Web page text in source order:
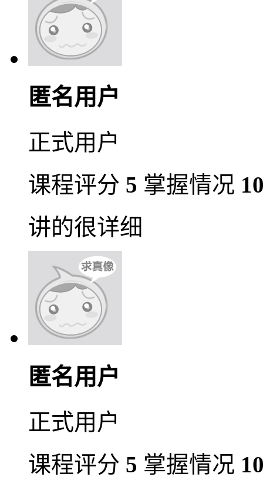
匿名用户
正式用户
课程评分 5 掌握情况
讲的很详细
匿名用户
正式用户
课程评分 5 掌握情况